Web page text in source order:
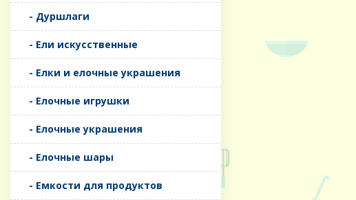
- Дуршлаги
- Ели искусственные
- Елки и елочные украшения
- Елочные игрушки
- Елочные украшения
- Елочные шары
- Емкости для продуктов